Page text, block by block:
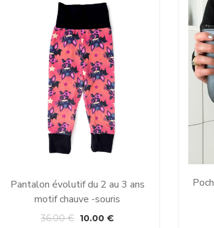
Pantalon évolutif du 2 au 3 ans
motif chauve -souris
36.00€ 10.00 €